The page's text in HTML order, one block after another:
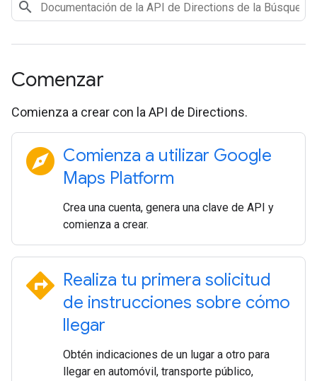
Comenzar
Comienza a crear con la API de Directions.
explore Comienza a utilizar Google
Maps Platform
Crea una cuenta, genera una clave de API y
comienza a crear.
directions Realiza tu primera solicitud
de instrucciones sobre cómo
llegar
Obtén indicaciones de un lugar a otro para
llegar en automóvil, transporte público,